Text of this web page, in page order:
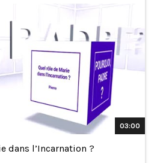
03:00
dans l’Incarnation ?